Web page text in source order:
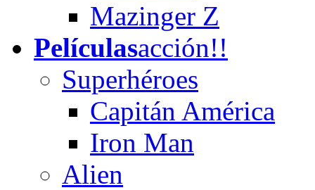
Mazinger Z
Películasacción!!
Superhéroes
Capitán América
Iron Man
Alien